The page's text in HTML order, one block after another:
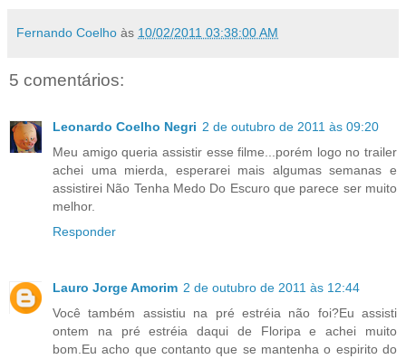
Fernando Coelho às 10/02/2011 03:38:00 AM
5 comentários:
Leonardo Coelho Negri 2 de outubro de 2011 às 09:20
Meu amigo queria assistir esse filme...porém logo no trailer
achei uma mierda, esperarei mais algumas semanas e
assistirei Não Tenha Medo Do Escuro que parece ser muito
melhor.
Responder
Lauro Jorge Amorim 2 de outubro de 2011 às 12:44
Você também assistiu na pré estréia não foi?Eu assisti
ontem na pré estréia daqui de Floripa e achei muito
bom.Eu acho que contanto que se mantenha o espirito do